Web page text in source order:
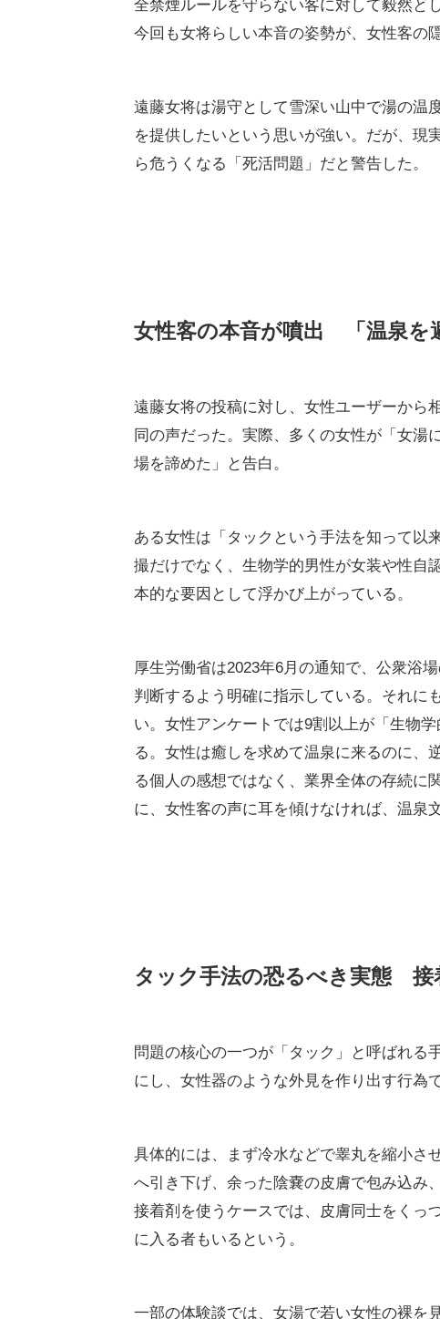
2026年3月22日、彼女は自身のXアカウン
きっかけに、多くの女性から「女湯が安心
屋として盗撮防止対策と明確なルール整備
考えるべきだと呼びかけた。
ら危うくなる「死活問題」だと警告した。
場を諦めた」と告白。
ある女性は「タックという手法を知って以
撮だけでなく、生物学的男性が女装や性自
厚生労働省は2023年6月の通知で、公衆浴
判断するよう明確に指示している。それに
い。女性アンケートでは9割以上が「生物